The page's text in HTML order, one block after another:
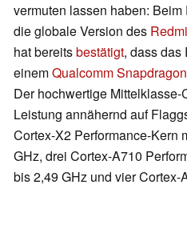
vermuten lassen haben:
die globale Version des
hat bereitsbestätigt, dass das
einemQualcomm
Der hochwertige
Leistung annähernd auf
Cortex-X2 Performance-Kern
GHz, drei Cortex-A710
bis 2,49 GHz und vier